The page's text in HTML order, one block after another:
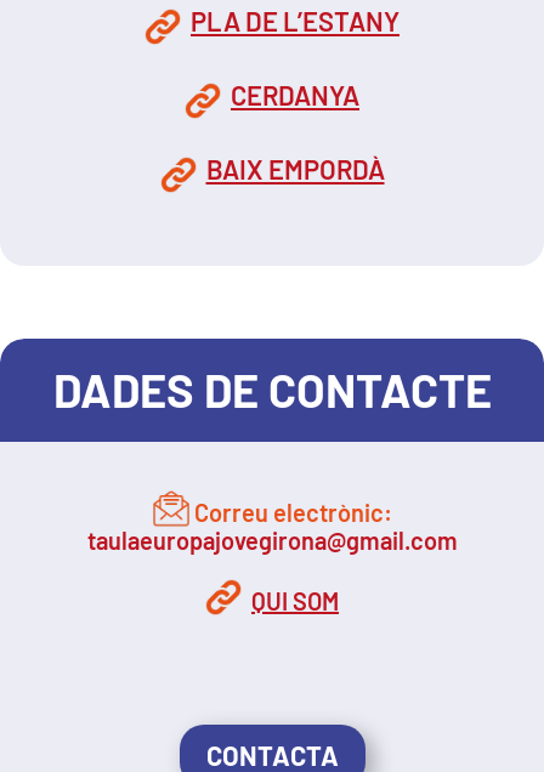
PLA DE L’ESTANY
CERDANYA
BAIX EMPORDÀ
DADES DE CONTACTE
Correu electrònic:
taulaeuropajovegirona@gmail.com
QUI SOM
CONTACTA